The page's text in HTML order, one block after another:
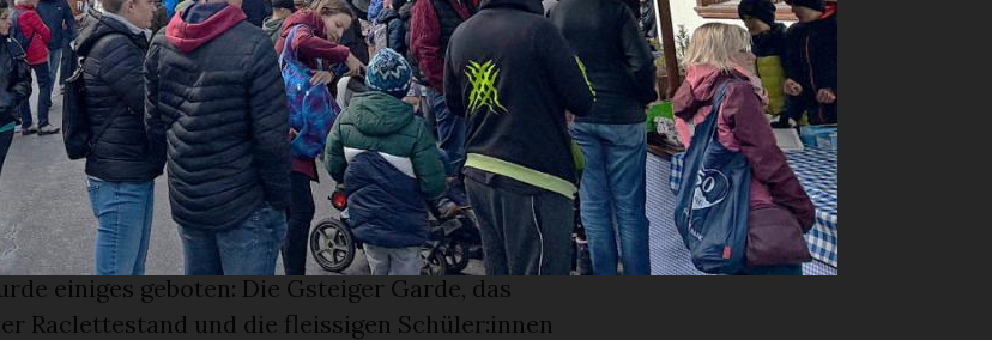
einkaufen oder «dorfen» wollte, fand auf dem
Aktivprogramm: Der Spitzhornclub lud an
Kraxeln ein. Die Feldschützen Gsteig boten
Beim Balanceboard der JUGA, dem
Schule Gsteig-Feutersoey oder am Pingpong-
kamen Bewegung und Spass nicht zu
einiges geboten: Die Gsteiger Garde, das
Raclettestand und die fleissigen Schüler:innen